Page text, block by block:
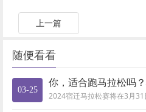
上一篇
随便看看
03-25
你，适合跑马拉松吗